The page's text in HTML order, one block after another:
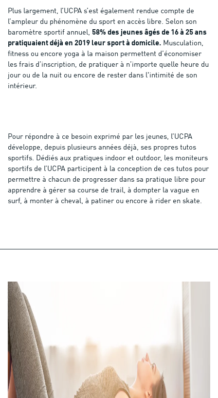
Plus largement, l’UCPA s’est également rendue compte de
l’ampleur du phénomène du sport en accès libre. Selon son
baromètre sportif annuel, 58% des jeunes âgés de 16 à 25 ans
pratiquaient déjà en 2019 leur sport à domicile. Musculation,
fitness ou encore yoga à la maison permettent d’économiser
les frais d’inscription, de pratiquer à n’importe quelle heure du
jour ou de la nuit ou encore de rester dans l'intimité de son
intérieur.
Pour répondre à ce besoin exprimé par les jeunes, l’UCPA
développe, depuis plusieurs années déjà, ses propres tutos
sportifs. Dédiés aux pratiques indoor et outdoor, les moniteurs
sportifs de l’UCPA participent à la conception de ces tutos pour
permettre à chacun de progresser dans sa pratique libre pour
apprendre à gérer sa course de trail, à dompter la vague en
surf, à monter à cheval, à patiner ou encore à rider en skate.